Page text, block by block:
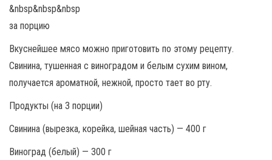
&nbsp&nbsp&nbsp
за порцию
Вкуснейшее мясо можно приготовить по этому рецепту.
Свинина, тушенная с виноградом и белым сухим вином,
получается ароматной, нежной, просто тает во рту.
Продукты (на 3 порции)
Свинина (вырезка, корейка, шейная часть) — 400 г
Виноград (белый) — 300 г